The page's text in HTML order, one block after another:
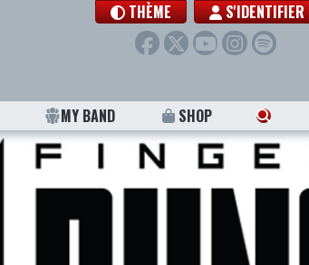
THÈME S'IDENTIFIER
MY BAND SHOP